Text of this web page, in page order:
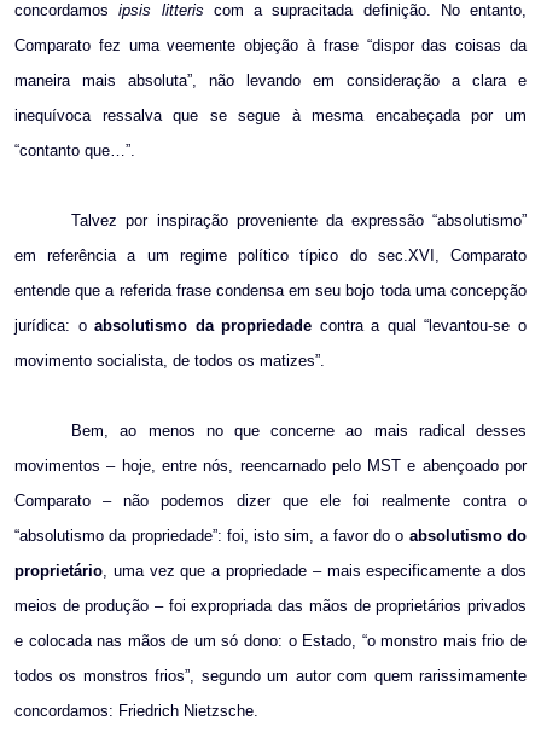
concordamos ipsis litteris com a supracitada definição. No entanto,
Comparato fez uma veemente objeção à frase “dispor das coisas da
maneira mais absoluta”, não levando em consideração a clara e
inequívoca ressalva que se segue à mesma encabeçada por um
“contanto que…”.
Talvez por inspiração proveniente da expressão “absolutismo”
em referência a um regime político típico do sec.XVI, Comparato
entende que a referida frase condensa em seu bojo toda uma concepção
jurídica: oabsolutismo da propriedade contra a qual “levantou-se o
movimento socialista, de todos os matizes”.
Bem, ao menos no que concerne ao mais radical desses
movimentos – hoje, entre nós, reencarnado pelo MST e abençoado por
Comparato – não podemos dizer que ele foi realmente contra o
“absolutismo da propriedade”: foi, isto sim, a favor do o absolutismo do
proprietário, uma vez que a propriedade – mais especificamente a dos
meios de produção – foi expropriada das mãos de proprietários privados
e colocada nas mãos de um só dono: o Estado, “o monstro mais frio de
todos os monstros frios”, segundo um autor com quem rarissimamente
concordamos: Friedrich Nietzsche.